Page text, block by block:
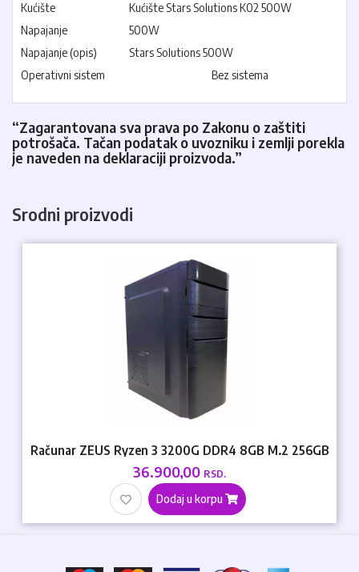
Kućište
Kućište Stars Solutions K02 500W
Napajanje
500W
Napajanje (opis)
Stars Solutions 500W
Operativni sistem
Bez sistema
“Zagarantovana sva prava po Zakonu o zaštiti
potrošača. Tačan podatak o uvozniku i zemlji porekla
je naveden na deklaraciji proizvoda.”
Srodni proizvodi
Računar ZEUS Ryzen 3 3200G DDR4 8GB M.2 256GB
36.900,00 RSD.
Dodaj u korpu